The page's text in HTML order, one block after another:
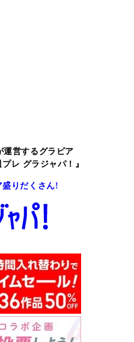
運営するグラビア
レ グラジャパ！』
盛りだくさん!